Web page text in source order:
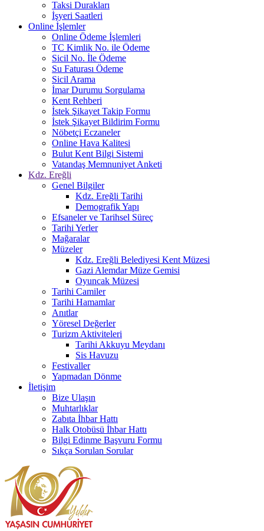
Taksi Durakları
İşyeri Saatleri
Online İşlemler
Online Ödeme İşlemleri
TC Kimlik No. ile Ödeme
Sicil No. İle Ödeme
Su Faturası Ödeme
Sicil Arama
İmar Durumu Sorgulama
Kent Rehberi
İstek Şikayet Takip Formu
İstek Şikayet Bildirim Formu
Nöbetçi Eczaneler
Online Hava Kalitesi
Bulut Kent Bilgi Sistemi
Vatandaş Memnuniyet Anketi
Kdz. Ereğli
Genel Bilgiler
Kdz. Ereğli Tarihi
Demografik Yapı
Efsaneler ve Tarihsel Süreç
Tarihi Yerler
Mağaralar
Müzeler
Kdz. Ereğli Belediyesi Kent Müzesi
Gazi Alemdar Müze Gemisi
Oyuncak Müzesi
Tarihi Camiler
Tarihi Hamamlar
Anıtlar
Yöresel Değerler
Turizm Aktiviteleri
Tarihi Akkuyu Meydanı
Sis Havuzu
Festivaller
Yapmadan Dönme
İletişim
Bize Ulaşın
Muhtarlıklar
Zabıta İhbar Hattı
Halk Otobüsü İhbar Hattı
Bilgi Edinme Başvuru Formu
Sıkça Sorulan Sorular